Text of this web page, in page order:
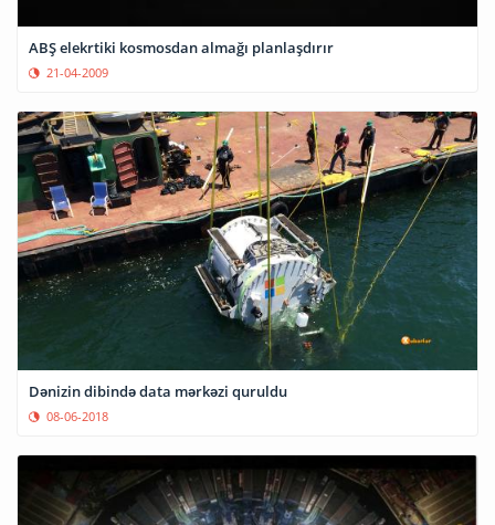
ABŞ elekrtiki kosmosdan almağı planlaşdırır
21-04-2009
Dənizin dibində data mərkəzi quruldu
08-06-2018